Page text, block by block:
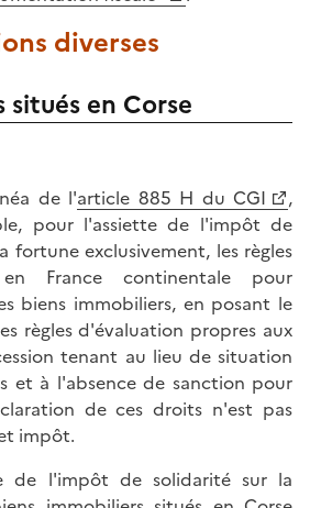
diverses
situés en Corse
de l'article 885 H du CGI
,
pour l'assiette de l'impôt de
fortune exclusivement, les règles
France continentale pour
biens immobiliers, en posant le
règles d'évaluation propres aux
tenant au lieu de situation
et à l'absence de sanction pour
de ces droits n'est pas
impôt.
de l'impôt de solidarité sur la